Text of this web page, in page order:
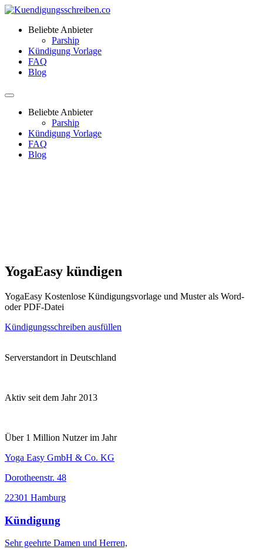
Beliebte Anbieter
Parship
Kündigung Vorlage
FAQ
Blog
Beliebte Anbieter
Parship
Kündigung Vorlage
FAQ
Blog
YogaEasy kündigen
YogaEasy Kostenlose Kündigungsvorlage und Muster als Word-
oder PDF-Datei
Kündigungsschreiben ausfüllen
Serverstandort in Deutschland
Aktiv seit dem Jahr 2013
Über 1 Million Nutzer im Jahr
Yoga Easy GmbH & Co. KG
Dorotheenstr. 48
22301 Hamburg
Kündigung
Sehr geehrte Damen und Herren,